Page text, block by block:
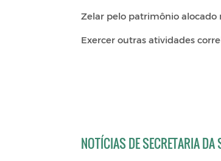
Zelar pelo patrimônio alocado
Exercer outras atividades
NOTÍCIAS DE SECRETARIA DA